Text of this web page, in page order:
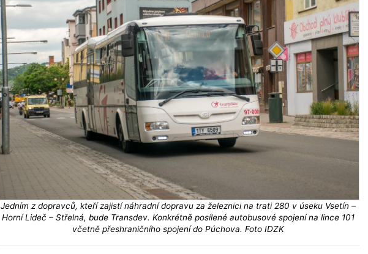
Jedním z dopravců, kteří zajistí náhradní dopravu za železnici na trati 280 v úseku Vsetín –
Horní Lideč – Střelná, bude Transdev. Konkrétně posílené autobusové spojení na lince 101
včetně přeshraničního spojení do Púchova. Foto IDZK